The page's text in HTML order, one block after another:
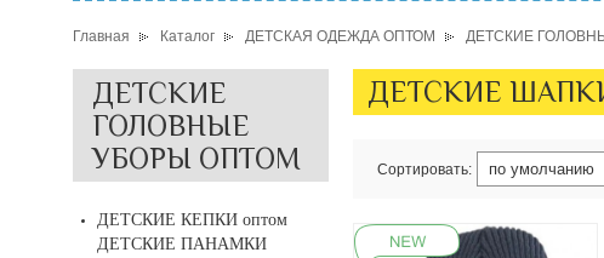
Главная Каталог ДЕТСКАЯ ОДЕЖДА ОПТОМ ДЕТСКИЕ
ДЕТСКИЕ
ГОЛОВНЫЕ
УБОРЫ ОПТОМ
ДЕТСКИЕ КЕПКИ оптом
ДЕТСКИЕ ПАНАМКИ
ДЕТСКИЕ
Сортировать: